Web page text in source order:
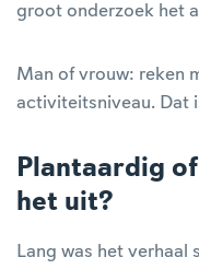
groot onderzoek het
Man of vrouw: reken
activiteitsniveau. Dat
Plantaardig
het uit?
Lang was het